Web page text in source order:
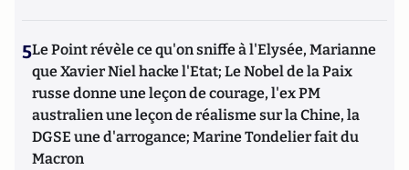
5Le Point révèle ce qu'on sniffe à l'Elysée, Marianne
que Xavier Niel hacke l'Etat; Le Nobel de la Paix
russe donne une leçon de courage, l'ex PM
australien une leçon de réalisme sur la Chine, la
DGSE une d'arrogance; Marine Tondelier fait du
Macron